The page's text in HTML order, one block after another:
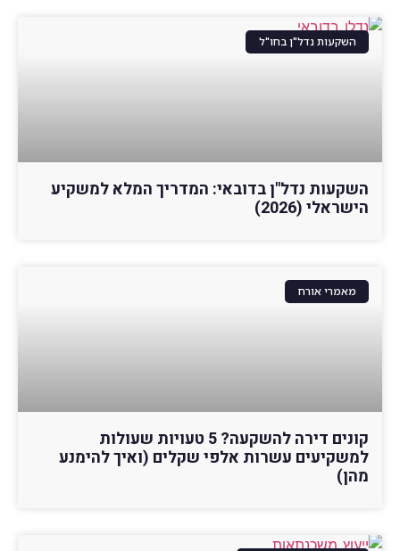
השקעות נדל"ן בחו"ל
השקעות נדל"ן בדובאי: המדריך המלא למשקיע
הישראלי (2026)
מאמרי אורח
קונים דירה להשקעה? 5 טעויות שעולות
למשקיעים עשרות אלפי שקלים (ואיך להימנע
מהן)